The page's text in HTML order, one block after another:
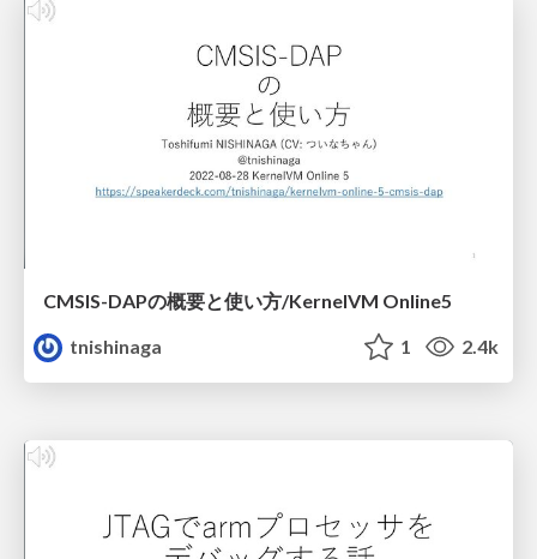
CMSIS-DAPの概要と使い方/KernelVM Online5
tnishinaga
1 2.4k